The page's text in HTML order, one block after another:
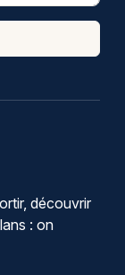
découvrir
: on